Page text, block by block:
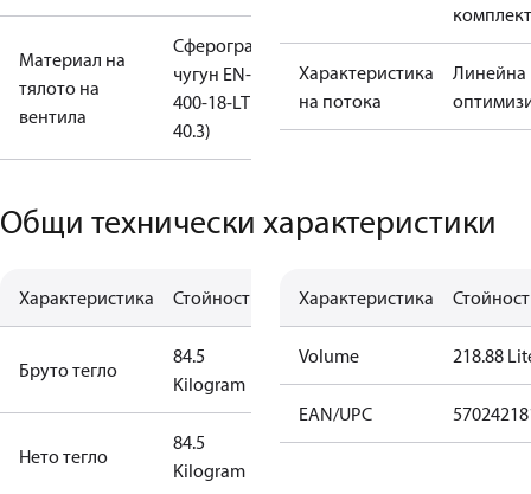
Материал на
тялото на
вентила
Сферографитен
чугун EN-GJS-
400-18-LT (GGG
40.3)
комплект
Характеристика
на потока
Линейна
Общи технически характеристики
Характеристика Стойност
Бруто тегло
84.5
Kilogram
Нето тегло
84.5
Kilogram
Характеристика Стойност
Volume 218.88
EAN/UPC